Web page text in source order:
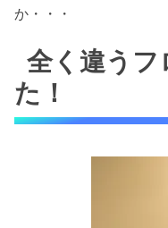
か・・・
全く違うフ
た！